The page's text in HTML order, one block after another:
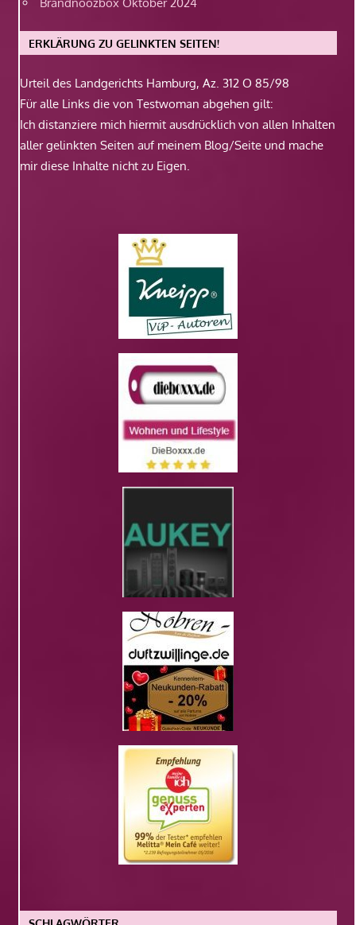
ERKLÄRUNG ZU GELINKTEN SEITEN!
Urteil des Landgerichts Hamburg, Az. 312 O 85/98
Für alle Links die von Testwoman abgehen gilt:
Ich distanziere mich hiermit ausdrücklich von allen Inhalten
aller gelinkten Seiten auf meinem Blog/Seite und mache
mir diese Inhalte nicht zu Eigen.